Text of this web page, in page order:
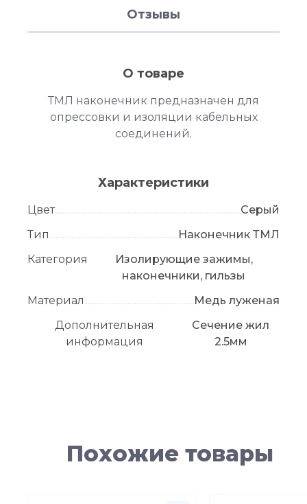
Отзывы
О товаре
ТМЛ наконечник предназначен для
опрессовки и изоляции кабельных
соединений.
Характеристики
Цвет
Серый
Тип
Наконечник ТМЛ
Категория
Изолирующие зажимы,
наконечники, гильзы
Материал
Медь луженая
Дополнительная
информация
Сечение жил
2.5мм
Похожие товары